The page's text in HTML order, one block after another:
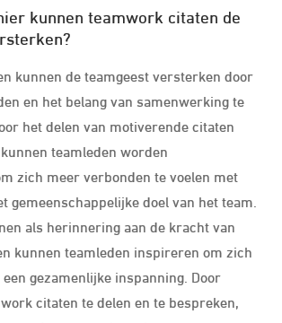
kunnen teamwork citaten de
kunnen de teamgeest versterken door
en het belang van samenwerking te
het delen van motiverende citaten
teamleden worden
zich meer verbonden te voelen met
gemeenschappelijke doel van het team.
als herinnering aan de kracht van
kunnen teamleden inspireren om zich
gezamenlijke inspanning. Door
citaten te delen en te bespreken,